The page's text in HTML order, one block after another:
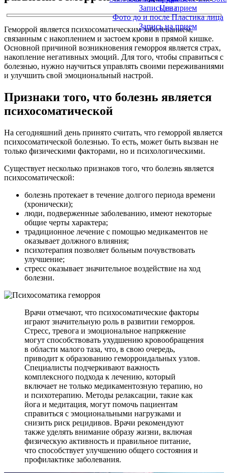
Цена
Фото до и после Пластика лица
Запись на прием
Запись на прием
Геморрой является психосоматическим заболеванием,
связанным с накоплением и застоем крови в прямой кишке.
Основной причиной возникновения геморроя является страх,
накопление негативных эмоций. Для того, чтобы справиться с
болезнью, нужно научиться управлять своими переживаниями
и улучшить свой эмоциональный настрой.
Признаки того, что болезнь является
психосоматической
На сегодняшний день принято считать, что геморрой является
психосоматической болезнью. То есть, может быть вызван не
только физическими факторами, но и психологическими.
Существует несколько признаков того, что болезнь является
психосоматической:
болезнь протекает в течение долгого периода времени
(хронически);
люди, подверженные заболеванию, имеют некоторые
общие черты характера;
традиционное лечение с помощью медикаментов не
оказывает должного влияния;
психотерапия позволяет больным почувствовать
улучшение;
стресс оказывает значительное воздействие на ход
болезни.
Врачи отмечают, что психосоматические факторы
играют значительную роль в развитии геморроя.
Стресс, тревога и эмоциональное напряжение
могут способствовать ухудшению кровообращения
в области малого таза, что, в свою очередь,
приводит к образованию геморроидальных узлов.
Специалисты подчеркивают важность
комплексного подхода к лечению, который
включает не только медикаментозную терапию, но
и психотерапию. Методы релаксации, такие как
йога и медитация, могут помочь пациентам
справиться с эмоциональными нагрузками и
снизить риск рецидивов. Врачи рекомендуют
также уделять внимание образу жизни, включая
физическую активность и правильное питание,
что способствует улучшению общего состояния и
профилактике заболевания.